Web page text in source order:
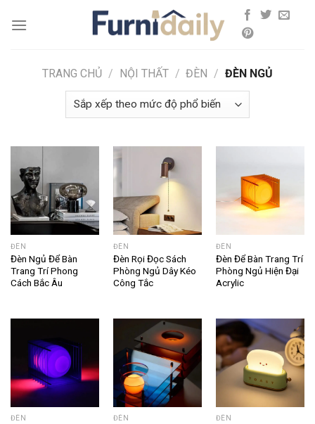
TRANG CHỦ / NỘI THẤT / ĐÈN / ĐÈN NGỦ
ĐÈN
Đèn Ngủ Để Bàn
Trang Trí Phong
Cách Bắc Âu
ĐÈN
Đèn Rọi Đọc Sách
Phòng Ngủ Dây Kéo
Công Tắc
ĐÈN
Đèn Để Bàn Trang Trí
Phòng Ngủ Hiện Đại
Acrylic
ĐÈN ĐÈN ĐÈN